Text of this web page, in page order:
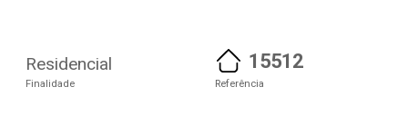
Residencial
Finalidade
15512
Referência